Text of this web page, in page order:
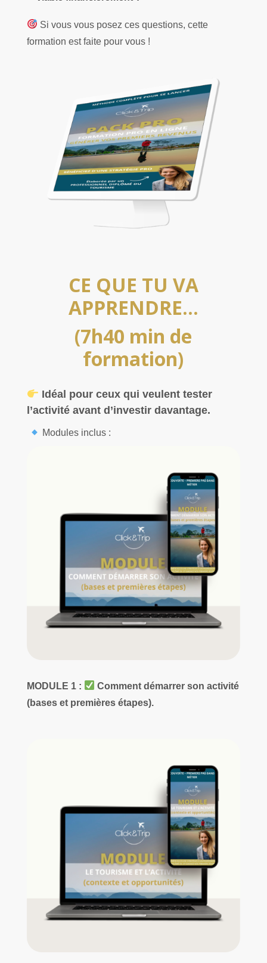
Si vous vous posez ces questions, cette
formation est faite pour vous !
CE QUE TU VA
APPRENDRE…
(7h40 min de
formation)
Idéal pour ceux qui veulent tester
l’activité avant d’investir davantage.
Modules inclus :
MODULE 1 :
Comment démarrer son activité
(bases et premières étapes).